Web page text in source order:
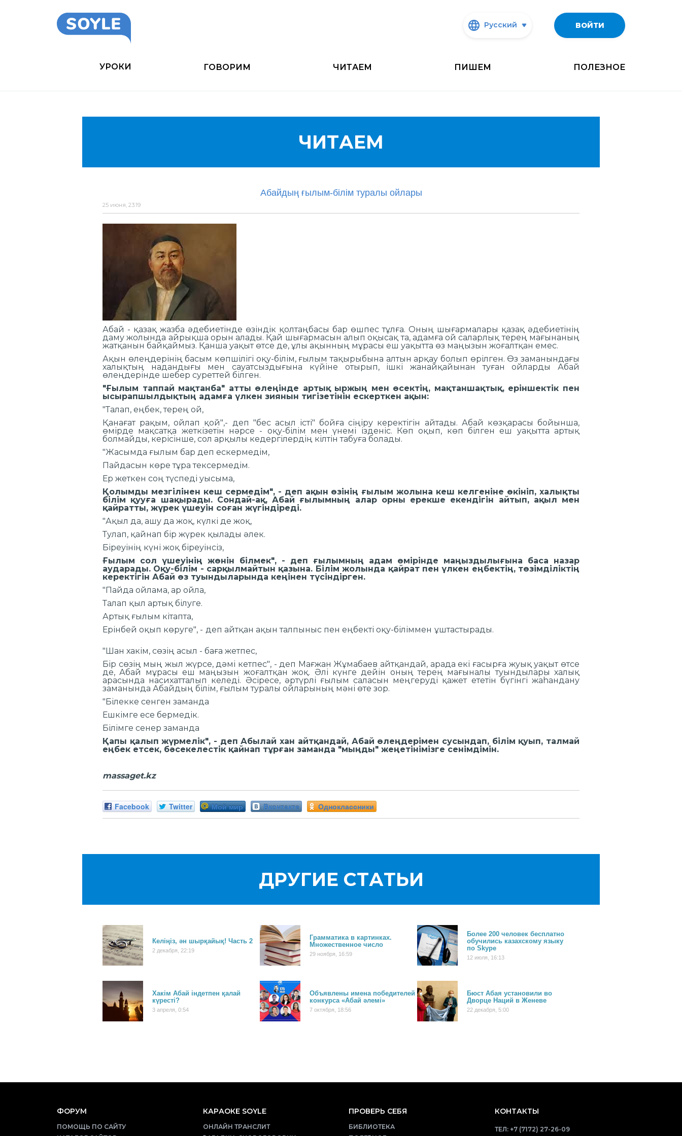
Русский ВОЙТИ
УРОКИ ГОВОРИМ ЧИТАЕМ ПИШЕМ ПОЛЕЗНОЕ
ЧИТАЕМ
Абайдың ғылым-білім туралы ойлары
25 июня, 23:19
Абай - қазақ жазба әдебиетінде өзіндік қолтаңбасы бар өшпес тұлға. Оның шығармалары қазақ әдебиетінің
даму жолында айрықша орын алады. Қай шығармасын алып оқысақ та, адамға ой саларлық терең мағынаның
жатқанын байқаймыз. Қанша уақыт өтсе де, ұлы ақынның мұрасы еш уақытта өз маңызын жоғалтқан емес.
Ақын өлеңдерінің басым көпшілігі оқу-білім, ғылым тақырыбына алтын арқау болып өрілген. Өз заманындағы
халықтың надандығы мен сауатсыздығына күйіне отырып, ішкі жанайқайынан туған ойларды Абай
өлеңдерінде шебер суреттей білген.
"Ғылым таппай мақтанба" атты өлеңінде артық ыржың мен өсектің, мақтаншақтық, еріншектік пен
ысырапшылдықтың адамға үлкен зиянын тигізетінін ескерткен ақын:
"Талап, еңбек, терең ой,
Қанағат рақым, ойлап қой",- деп "бес асыл істі" бойға сіңіру керектігін айтады. Абай көзқарасы бойынша,
өмірде мақсатқа жеткізетін нәрсе - оқу-білім мен үнемі ізденіс. Көп оқып, көп білген еш уақытта артық
болмайды, керісінше, сол арқылы кедергілердің кілтін табуға болады.
"Жасымда ғылым бар деп ескермедім,
Пайдасын көре тұра тексермедім.
Ер жеткен соң түспеді уысыма,
Қолымды мезгілінен кеш сермедім", - деп ақын өзінің ғылым жолына кеш келгеніне өкініп, халықты
білім қууға шақырады. Сондай-ақ, Абай ғылымның алар орны ерекше екендігін айтып, ақыл мен
қайратты, жүрек үшеуін соған жүгіндіреді.
"Ақыл да, ашу да жоқ, күлкі де жоқ,
Тулап, қайнап бір жүрек қылады әлек.
Біреуінің күні жоқ біреуінсіз,
Ғылым сол үшеуінің жөнін білмек", - деп ғылымның адам өмірінде маңыздылығына баса назар
аударады. Оқу-білім - сарқылмайтын қазына. Білім жолында қайрат пен үлкен еңбектің, төзімділіктің
керектігін Абай өз туындыларында кеңінен түсіндірген.
"Пайда ойлама, ар ойла,
Талап қыл артық білуге.
Артық ғылым кітапта,
Ерінбей оқып көруге", - деп айтқан ақын талпыныс пен еңбекті оқу-біліммен ұштастырады.
"Шан хакім, сөзің асыл - баға жетпес,
Бір сөзің мың жыл жүрсе, дәмі кетпес", - деп Мағжан Жұмабаев айтқандай, арада екі ғасырға жуық уақыт өтсе
де, Абай мұрасы еш маңызын жоғалтқан жоқ. Әлі күнге дейін оның терең мағыналы туындылары халық
арасында насихатталып келеді. Әсіресе, әртүрлі ғылым саласын меңгеруді қажет ететін бүгінгі жаһандану
заманында Абайдың білім, ғылым туралы ойларының мәні өте зор.
"Білекке сенген заманда
Ешкімге есе бермедік.
Білімге сенер заманда
Қапы қалып жүрмелік", - деп Абылай хан айтқандай, Абай өлеңдерімен сусындап, білім қуып, талмай
еңбек етсек, бәсекелестік қайнап тұрған заманда "мыңды" жеңетінімізге сенімдімін.
massaget.kz
Facebook Twitter Мой мир Вконтакте Одноклассники
ДРУГИЕ СТАТЬИ
Келіңіз, ән шырқайық! Часть 2
2 декабря, 22:19
Грамматика в картинках.
Множественное число
29 ноября, 16:59
Более 200 человек бесплатно
обучились казахскому языку
по Skype
12 июля, 16:13
Хакім Абай індетпен қалай
күресті?
3 апреля, 0:54
Объявлены имена победителей
конкурса «Абай әлемі»
7 октября, 18:56
Бюст Абая установили во
Дворце Наций в Женеве
22 декабря, 5:00
ФОРУМ
ПОМОЩЬ ПО САЙТУ
КАРАОКЕ SOYLE
ОНЛАЙН ТРАНСЛИТ
ПРОВЕРЬ СЕБЯ
БИБЛИОТЕКА
КОНТАКТЫ
ТЕЛ: +7 (7172) 27-26-09